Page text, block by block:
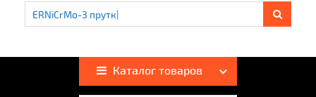
Гарантия и возврат
Каталог товаров